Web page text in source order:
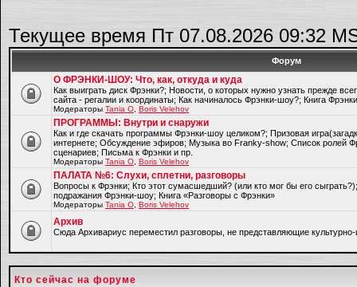
Текущее время Пт 07.08.2026 09:32
Форум
О ФРЭНКИ-ШОУ: Что, как, откуда и куда
Как выиграть диск Фрэнки?; Новости, о которых нужно узнать прежде
сайта - регалии и координаты; Как начиналось Фрэнки-шоу?; Книга
Модераторы Tania O Boris Velehov
ПРОГРАММЫ: Внутри и снаружи
Как и где скачать программы Фрэнки-шоу целиком?; Призовая
интернете; Обсуждение эфиров; Музыка во Franky-show; Список ролей
сценариев; Письма к Фрэнки и пр.
Модераторы Tania O Boris Velehov
ПАЛАТА №6: Слухи, сплетни, разговоры
Вопросы к Фрэнки; Кто этот сумасшедший? (или кто мог бы его
подражания Фрэнки-шоу; Книга «Разговоры с Фрэнки»
Модераторы Tania O Boris Velehov
Архив
Cюда Архивариус переместил разговоры, не представляющие культурно-
Кто сейчас на форуме